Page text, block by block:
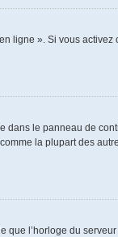
ligne ». Si vous
dans le panneau de
la plupart des
que l’horloge du